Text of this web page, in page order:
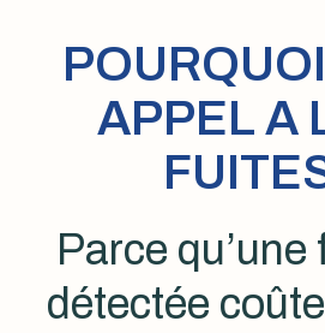
APPEL A
Parce
détectée